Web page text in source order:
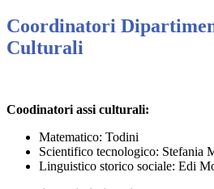
Coordinatori
Culturali
Coodinatori assi culturali:
Matematico: Todini
Scientifico tecnologico: Stefania
Linguistico storico sociale: Edi